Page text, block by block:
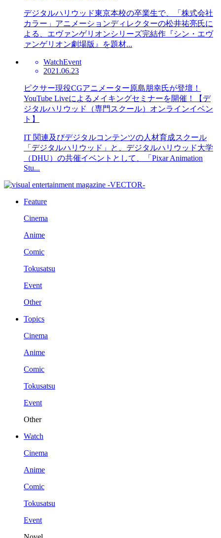
デジタルハリウッド東京本校の卒業生で、「株式会社
カラー」アニメーションディレクターの松井祐亮氏に
よる、エヴァンゲリオンシリーズ完結作『シン・エヴ
ァンゲリオン劇場版』を題材...
WatchEvent
2021.06.23
ピクサー現役CGアニメーター原島朋幸氏が登壇！
YouTube Liveによるメイキングセミナーを開催！【デ
ジタルハリウッド（専門スクール）オンラインイベン
ト】
IT 関連及びデジタルコンテンツの人材育成スクール
「デジタルハリウッド」と、デジタルハリウッド大学
（DHU）の共催イベントとして、「Pixar Animation
Stu...
Feature
Cinema
Anime
Comic
Tokusatsu
Event
Other
Topics
Cinema
Anime
Comic
Tokusatsu
Event
Other
Watch
Cinema
Anime
Comic
Tokusatsu
Event